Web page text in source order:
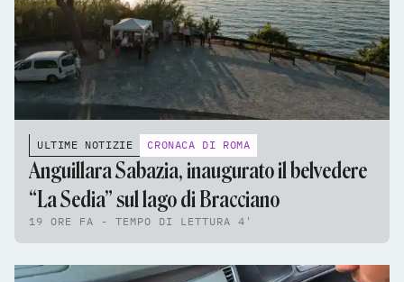
ULTIME NOTIZIE CRONACA DI ROMA
Anguillara Sabazia, inaugurato il belvedere
“La Sedia” sul lago di Bracciano
19 ORE FA - TEMPO DI LETTURA 4'